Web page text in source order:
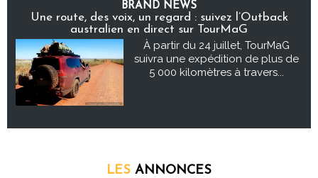
BRAND NEWS
Une route, des voix, un regard : suivez l’Outback
australien en direct sur TourMaG
À partir du 24 juillet, TourMaG
suivra une expédition de plus de
5 000 kilomètres à travers...
LES ANNONCES